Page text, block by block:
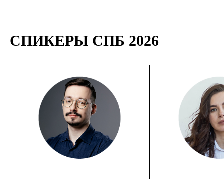
СПИКЕРЫ СПБ 2026